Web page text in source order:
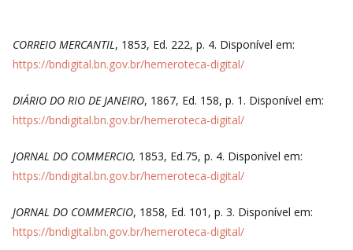
CORREIO MERCANTIL, 1853, Ed. 222, p. 4. Disponível em:
https://bndigital.bn.gov.br/hemeroteca-digital/
DIÁRIO DO RIO DE JANEIRO, 1867, Ed. 158, p. 1. Disponível em:
https://bndigital.bn.gov.br/hemeroteca-digital/
JORNAL DO COMMERCIO, 1853, Ed.75, p. 4. Disponível em:
https://bndigital.bn.gov.br/hemeroteca-digital/
JORNAL DO COMMERCIO, 1858, Ed. 101, p. 3. Disponível em:
https://bndigital.bn.gov.br/hemeroteca-digital/